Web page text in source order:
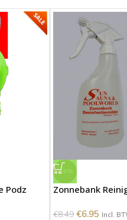
Podz
-18%
Zonnebank
€8.49 €6.95 Incl.